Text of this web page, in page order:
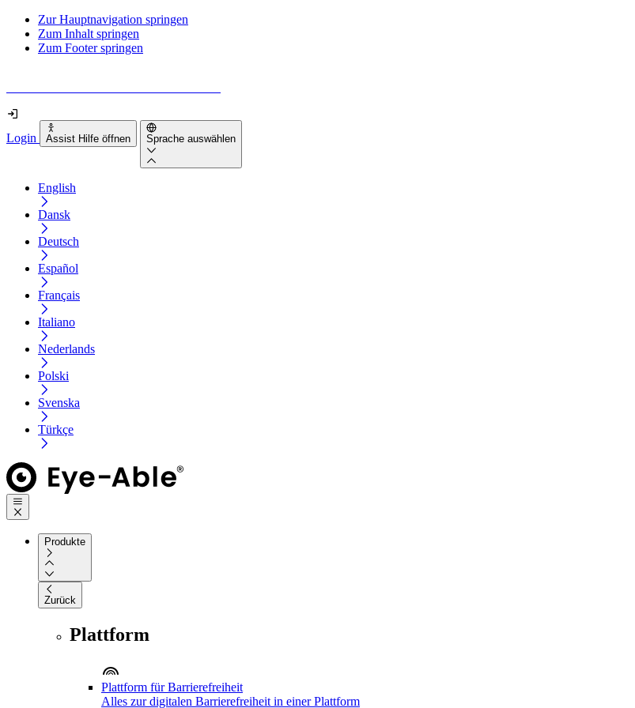
Zur Hauptnavigation springen
Zum Inhalt springen
Zum Footer springen
Login Assist Hilfe öffnen Sprache auswählen
English
Dansk
Deutsch
Español
Français
Italiano
Nederlands
Polski
Svenska
Türkçe
Produkte
Zurück
Plattform
Plattform für Barrierefreiheit
Alles zur digitalen Barrierefreiheit in einer Plattform